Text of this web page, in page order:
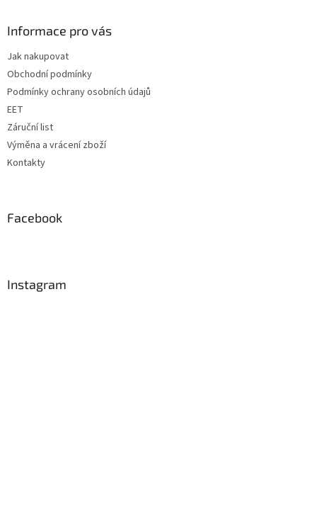
Informace pro vás
Jak nakupovat
Obchodní podmínky
Podmínky ochrany osobních údajů
EET
Záruční list
Výměna a vrácení zboží
Kontakty
Facebook
Instagram